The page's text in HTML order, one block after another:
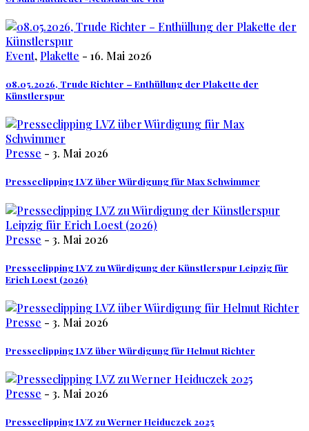
Event, Plakette - 16. Mai 2026
08.05.2026, Trude Richter – Enthüllung der Plakette der
Künstlerspur
Presse - 3. Mai 2026
Presseclipping LVZ über Würdigung für Max Schwimmer
Presse - 3. Mai 2026
Presseclipping LVZ zu Würdigung der Künstlerspur Leipzig für
Erich Loest (2026)
Presse - 3. Mai 2026
Presseclipping LVZ über Würdigung für Helmut Richter
Presse - 3. Mai 2026
Presseclipping LVZ zu Werner Heiduczek 2025